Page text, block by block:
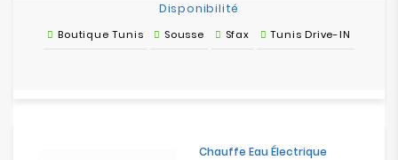
Disponibilité
Boutique Tunis Sousse Sfax Tunis Drive-IN
Chauffe Eau Électrique